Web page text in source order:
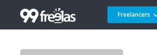
Freelancers